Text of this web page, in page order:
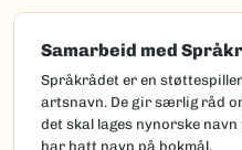
Samarbeid med
Språkrådet er en
artsnavn. De gir særlig råd
det skal lages nynorske
har hatt navn på bokmål.